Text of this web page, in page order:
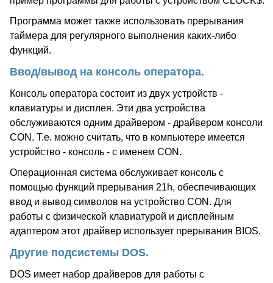
Программа может также использовать прерывания
таймера для регулярного выполнения каких-либо
функций.
Ввод/вывод на консоль оператора.
Консоль оператора состоит из двух устройств -
клавиатуры и дисплея. Эти два устройства
обслуживаются одним драйвером - драйвером консоли
CON. Т.е. можно считать, что в компьютере имеется
устройство - консоль - с именем CON.
Операционная система обслуживает консоль с
помощью функций прерывания 21h, обеспечивающих
ввод и вывод символов на устройство CON. Для
работы с физической клавиатурой и дисплейным
адаптером этот драйвер использует прерывания BIOS.
Другие подсистемы DOS.
DOS имеет набор драйверов для работы с